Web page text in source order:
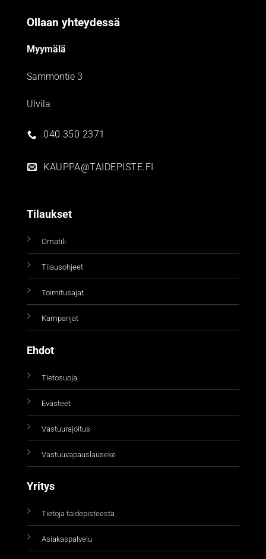
Ollaan yhteydessä
Myymälä
Sammontie 3
Ulvila
040 350 2371
KAUPPA@TAIDEPISTE.FI
Tilaukset
Omatili
Tilausohjeet
Toimitusajat
Kampanjat
Ehdot
Tietosuoja
Evästeet
Vastuurajoitus
Vastuuvapauslauseke
Yritys
Tietoja taidepisteestä
Asiakaspalvelu